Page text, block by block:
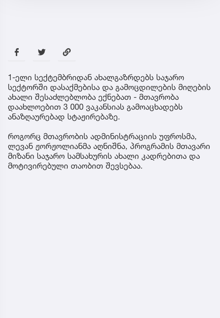
1-ელი სექტემბრიდან ახალგაზრდებს საჯარო
სექტორში დასაქმებისა და გამოცდილების მიღების
ახალი შესაძლებლობა ექნებათ - მთავრობა
დაახლოებით 3 000 ვაკანსიას გამოაცხადებს
ანაზღაურებად სტაჟირებაზე.
როგორც მთავრობის ადმინისტრაციის უფროსმა,
ლევან ჟორჟოლიანმა აღნიშნა, პროგრამის მთავარი
მიზანი საჯარო სამსახურის ახალი კადრებითა და
მოტივირებული თაობით შევსებაა.